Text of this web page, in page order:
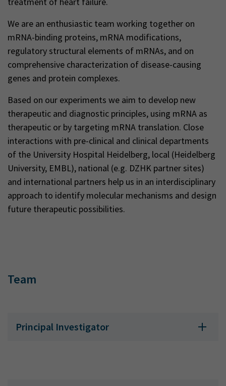
We are an enthusiastic team working together on
mRNA-binding proteins, mRNA modifications,
regulatory structural elements of mRNAs, and on
comprehensive characterization of disease-causing
genes and protein complexes.
Based on our experiments we aim to develop new
therapeutic and diagnostic principles, using mRNA as
therapeutic or by targeting mRNA translation. Close
interactions with pre-clinical and clinical departments
of the University Hospital Heidelberg, local (Heidelberg
University, EMBL), national (e.g. DZHK partner sites)
and international partners help us in an interdisciplinary
approach to identify molecular mechanisms and design
future therapeutic possibilities.
Team
Principal Investigator